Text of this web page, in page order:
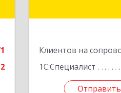
2
Клиентов на
1С:Специалист